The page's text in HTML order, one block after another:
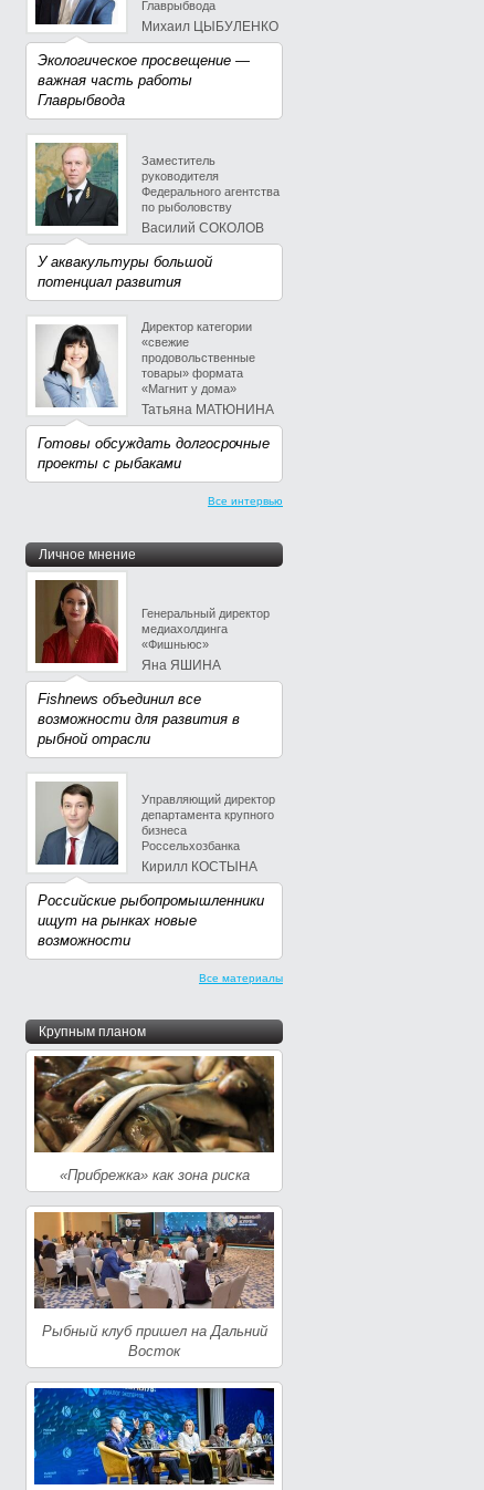
Главрыбвода
Михаил ЦЫБУЛЕНКО
Экологическое просвещение —
важная часть работы
Главрыбвода
Заместитель
руководителя
Федерального агентства
по рыболовству
Василий СОКОЛОВ
У аквакультуры большой
потенциал развития
Директор категории
«свежие
продовольственные
товары» формата
«Магнит у дома»
Татьяна МАТЮНИНА
Готовы обсуждать долгосрочные
проекты с рыбаками
Все интервью
Личное мнение
Генеральный директор
медиахолдинга
«Фишньюс»
Яна ЯШИНА
Fishnews объединил все
возможности для развития в
рыбной отрасли
Управляющий директор
департамента крупного
бизнеса
Россельхозбанка
Кирилл КОСТЫНА
Российские рыбопромышленники
ищут на рынках новые
возможности
Все материалы
Крупным планом
«Прибрежка» как зона риска
Рыбный клуб пришел на Дальний
Восток